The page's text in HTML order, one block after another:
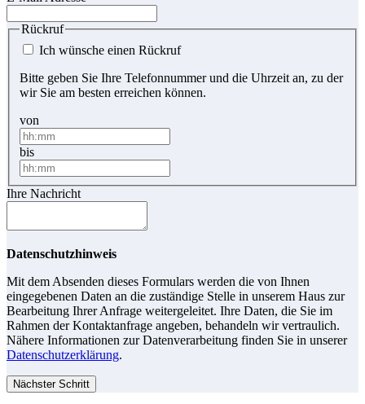
Rückruf
Ich wünsche einen Rückruf
Bitte geben Sie Ihre Telefonnummer und die Uhrzeit an, zu der
wir Sie am besten erreichen können.
von
bis
Ihre Nachricht
Datenschutzhinweis
Mit dem Absenden dieses Formulars werden die von Ihnen
eingegebenen Daten an die zuständige Stelle in unserem Haus zur
Bearbeitung Ihrer Anfrage weitergeleitet. Ihre Daten, die Sie im
Rahmen der Kontaktanfrage angeben, behandeln wir vertraulich.
Nähere Informationen zur Datenverarbeitung finden Sie in unserer
Datenschutzerklärung.
Nächster Schritt